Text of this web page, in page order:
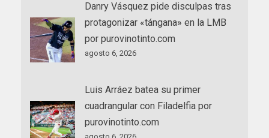
Danry Vásquez pide disculpas tras
protagonizar «tángana» en la LMB
por purovinotinto.com
agosto 6, 2026
Luis Arráez batea su primer
cuadrangular con Filadelfia por
purovinotinto.com